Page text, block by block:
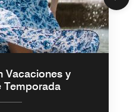
Vacaciones y
Temporada